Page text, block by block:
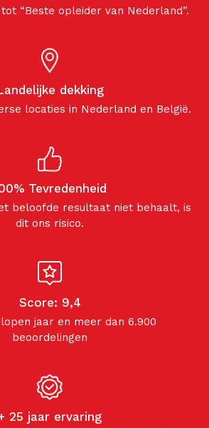
“Beste opleider van Nederland”.
dekking
locaties in Nederland en België.
Tevredenheid
beloofde resultaat niet behaalt, is
dit ons risico.
Score: 9,4
jaar en meer dan 6.900
beoordelingen
25 jaar ervaring